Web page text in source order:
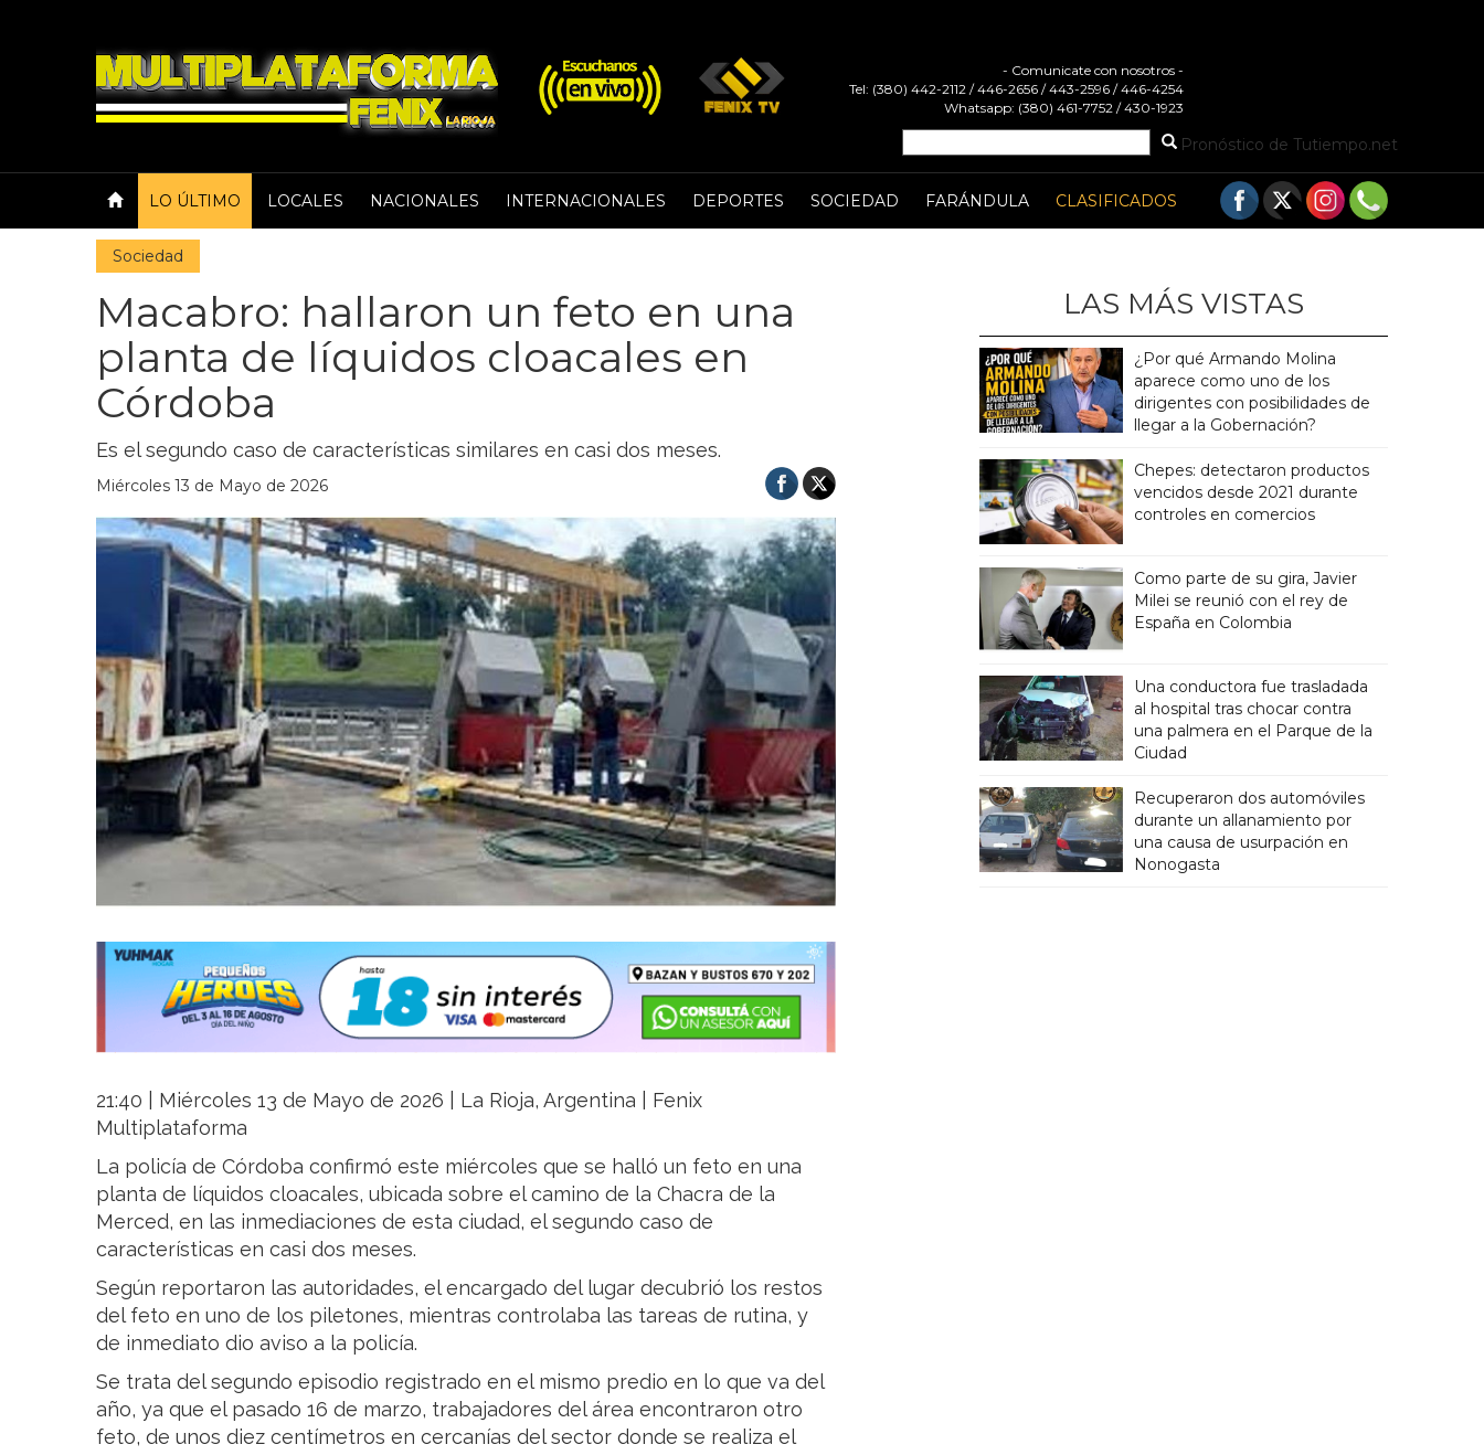
- Comunicate con nosotros -
Tel: (380) 442-2112 / 446-2656 / 443-2596 / 446-4254
Whatsapp: (380) 461-7752 / 430-1923
Pronóstico de Tutiempo.net
LO ÚLTIMO LOCALES NACIONALES INTERNACIONALES DEPORTES SOCIEDAD FARÁNDULA CLASIFICADOS
Sociedad
Macabro: hallaron un feto en una
planta de líquidos cloacales en
Córdoba
Es el segundo caso de características similares en casi dos meses.
Miércoles 13 de Mayo de 2026
21:40 | Miércoles 13 de Mayo de 2026 | La Rioja, Argentina | Fenix
Multiplataforma
La policía de Córdoba confirmó este miércoles que se halló un feto en una
planta de líquidos cloacales, ubicada sobre el camino de la Chacra de la
Merced, en las inmediaciones de esta ciudad, el segundo caso de
características en casi dos meses.
Según reportaron las autoridades, el encargado del lugar decubrió los restos
del feto en uno de los piletones, mientras controlaba las tareas de rutina, y
de inmediato dio aviso a la policía.
Se trata del segundo episodio registrado en el mismo predio en lo que va del
año, ya que el pasado 16 de marzo, trabajadores del área encontraron otro
feto, de unos diez centímetros en cercanías del sector donde se realiza el
LAS MÁS VISTAS
¿Por qué Armando Molina
aparece como uno de los
dirigentes con posibilidades de
llegar a la Gobernación?
Chepes: detectaron productos
vencidos desde 2021 durante
controles en comercios
Como parte de su gira, Javier
Milei se reunió con el rey de
España en Colombia
Una conductora fue trasladada
al hospital tras chocar contra
una palmera en el Parque de la
Ciudad
Recuperaron dos automóviles
durante un allanamiento por
una causa de usurpación en
Nonogasta